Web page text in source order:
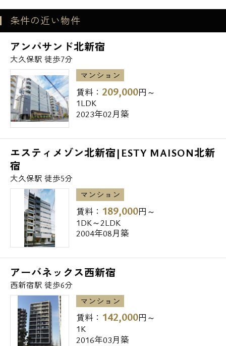
BSアンテナ設置済み、インターネット無料
(指定プロバイダ使用時のみ)
～周辺施設～
▼スーパー
まいばすけっと → 287m
いなげや → 365m
Olympic → 413m
▼コンビニ
ミニストップ → 110m
ファミリーマート → 137m
ローソンストア100 → 382m
▼ドラッグストア
ドラッグセガミ北新宿店 → 364m
スギ薬局北新宿3丁目店 → 432m
サンドラッグ小滝橋店 → 435m
▼レンタルビデオ
ゲオ北新宿店 → 431m
ゲオ小滝橋店 → 443m
▼郵便局、銀行
新宿百人町郵便局 → 298m
西武信用金庫東中野支店 → 573m
条件の近い物件
アンパサンド北新宿
大久保駅 徒歩7分
マンション
賃料： 209,000円～
1LDK
2023年02月築
エスティメゾン北新宿|ESTY MAISON北新
宿
大久保駅 徒歩5分
マンション
賃料： 189,000円～
1DK～2LDK
2004年08月築
アーバネックス西新宿
西新宿駅 徒歩6分
マンション
賃料： 142,000円～
1K
2016年03月築
電話でお問い合わせ
0120-500-529
営業時間 10：00～18：00
メールでお問い合わせ
お問い合わせ